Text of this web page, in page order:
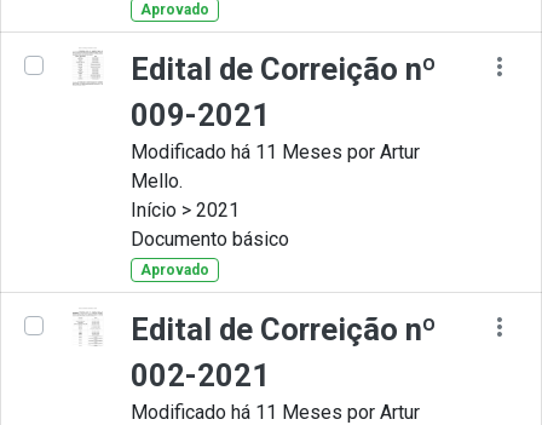
Aprovado
Edital de Correição nº
009-2021
Modificado há 11 Meses por Artur
Mello.
Início > 2021
Documento básico
Aprovado
Edital de Correição nº
002-2021
Modificado há 11 Meses por Artur